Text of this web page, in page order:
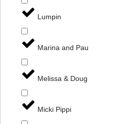
Lumpin
Marina and Pau
Melissa & Doug
Micki Pippi